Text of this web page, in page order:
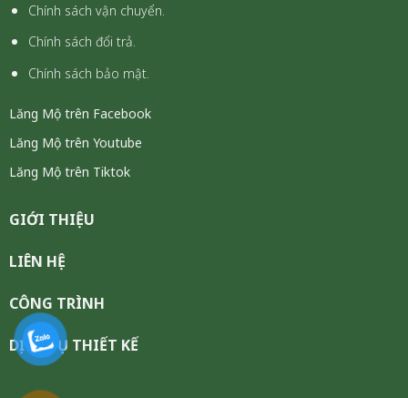
Chính sách vận chuyển.
Chính sách đổi trả.
Chính sách bảo mật.
Lăng Mộ trên Facebook
Lăng Mộ trên Youtube
Lăng Mộ trên Tiktok
GIỚI THIỆU
LIÊN HỆ
CÔNG TRÌNH
DỊCH VỤ THIẾT KẾ